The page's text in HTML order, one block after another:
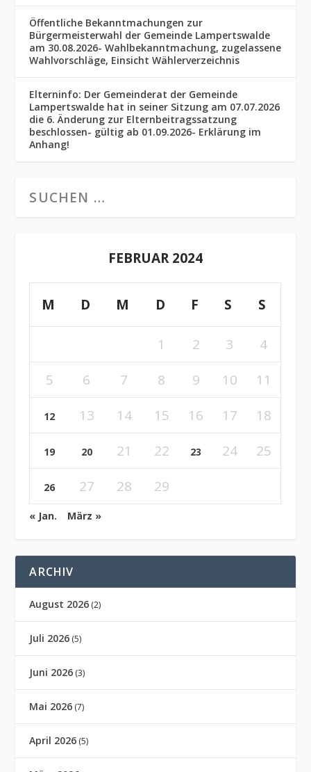
Öffentliche Bekanntmachungen zur
Bürgermeisterwahl der Gemeinde Lampertswalde
am 30.08.2026- Wahlbekanntmachung, zugelassene
Wahlvorschläge, Einsicht Wählerverzeichnis
Elterninfo: Der Gemeinderat der Gemeinde
Lampertswalde hat in seiner Sitzung am 07.07.2026
die 6. Änderung zur Elternbeitragssatzung
beschlossen- gültig ab 01.09.2026- Erklärung im
Anhang!
FEBRUAR 2024
M D M D F S S
1 2 3
4
5
6 7 8 9 10 11
12 13 14 15 16 17 18
19 20 21 22 23 24 25
26 27 28 29
« Jan. März »
ARCHIV
August 2026 (2)
Juli 2026 (5)
Juni 2026 (3)
Mai 2026 (7)
April 2026 (5)